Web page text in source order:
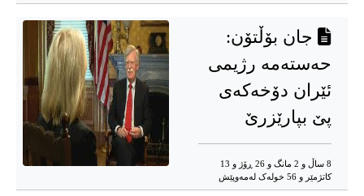
جان بۆڵتۆن:
حەستەمە رژیمی
ئێران دۆخەکەی
پێ بپارێزرێ
8 ساڵ و 2 مانگ و 26 ڕۆژ و 13
کاتژمێر و 56 خوله‌ک له‌مه‌وپێش‌